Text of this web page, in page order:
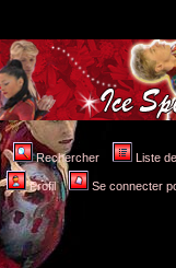
Rechercher Liste
Profil Se connecter